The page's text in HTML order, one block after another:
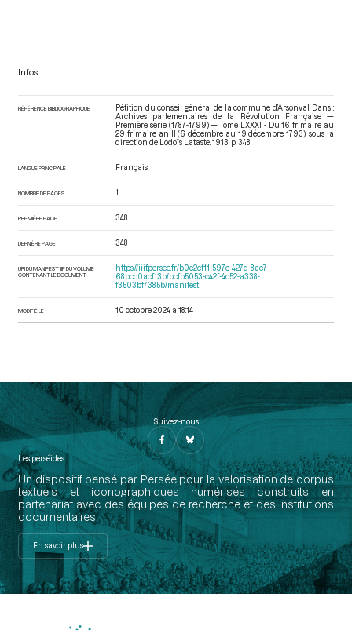
Infos
RÉFÉRENCE BIBLIOGRAPHIQUE
Pétition du conseil général de la commune d’Arsonval. Dans :
Archives parlementaires de la Révolution Française —
Première série (1787-1799) — Tome LXXXI - Du 16 frimaire au
29 frimaire an II (6 décembre au 19 décembre 1793) , sous la
direction de Lodoïs Lataste. 1913. p. 348.
LANGUE PRINCIPALE Français
NOMBRE DE PAGES 1
PREMIÈRE PAGE 348
DERNIÈRE PAGE 348
URI DU MANIFEST IIIF DU VOLUME
CONTENANT LE DOCUMENT
https://iiif.persee.fr/b0e2cf11-597c-427d-8ac7-
68bcc0acf13b/bcfb5053-c42f-4c52-a338-
f3503bf7385b/manifest
MODIFIÉ LE 10 octobre 2024 à 18:14
Suivez-nous
Les perséides
Un dispositif pensé par Persée pour la valorisation de corpus
textuels et iconographiques numérisés construits en
partenariat avec des équipes de recherche et des institutions
documentaires.
En savoir plus